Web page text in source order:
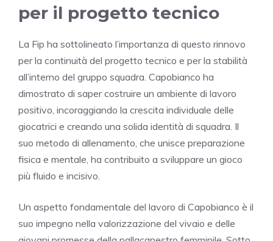
per il progetto tecnico
La Fip ha sottolineato l’importanza di questo rinnovo
per la continuità del progetto tecnico e per la stabilità
all’interno del gruppo squadra. Capobianco ha
dimostrato di saper costruire un ambiente di lavoro
positivo, incoraggiando la crescita individuale delle
giocatrici e creando una solida identità di squadra. Il
suo metodo di allenamento, che unisce preparazione
fisica e mentale, ha contribuito a sviluppare un gioco
più fluido e incisivo.
Un aspetto fondamentale del lavoro di Capobianco è il
suo impegno nella valorizzazione del vivaio e delle